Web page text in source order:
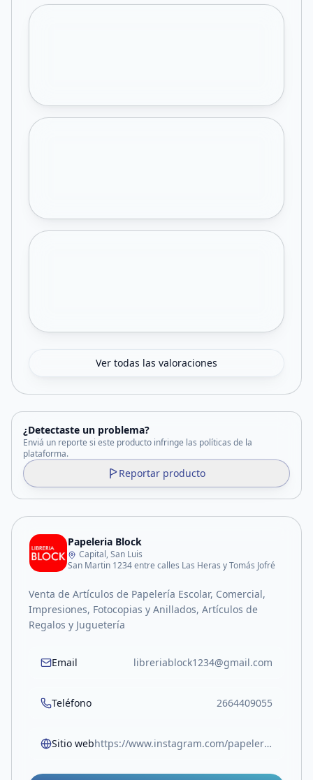
Ver todas las valoraciones
¿Detectaste un problema?
Enviá un reporte si este producto infringe las políticas de la
plataforma.
Reportar producto
Papeleria Block
Capital, San Luis
San Martin 1234 entre calles Las Heras y Tomás Jofré
Venta de Artículos de Papelería Escolar, Comercial,
Impresiones, Fotocopias y Anillados, Artículos de
Regalos y Juguetería
Email libreriablock1234@gmail.com
Teléfono 2664409055
Sitio web https://www.instagram.com/papeleriablock.sl?igsh=MW05Z3RocjUwOTlvOA%3D%3D